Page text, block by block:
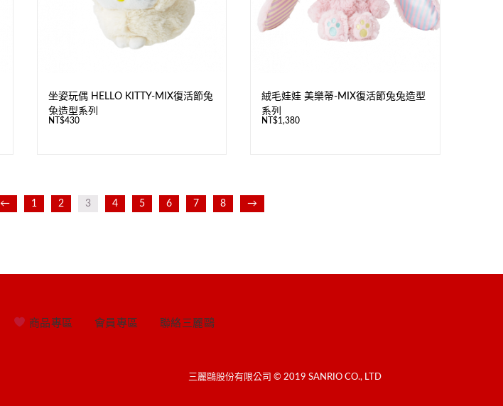
坐姿玩偶 HELLO KITTY-MIX復活節兔
兔造型系列
NT$430
絨毛娃娃 美樂蒂-MIX復活節兔兔造型
系列
NT$1,380
← 1 2 3 4 5 6 7 8 →
商品專區 會員專區 聯絡三麗鷗
三麗鷗股份有限公司 © 2019 SANRIO CO., LTD